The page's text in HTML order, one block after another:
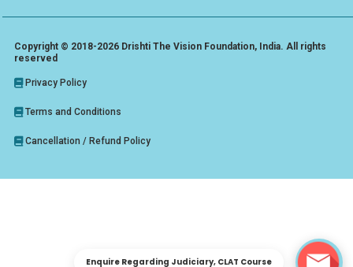
Copyright © 2018-2026 Drishti The Vision Foundation, India. All rights
reserved
Privacy Policy
Terms and Conditions
Cancellation / Refund Policy
Enquire Regarding Judiciary, CLAT Course